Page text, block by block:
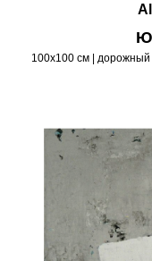
100х100 см | дорожный